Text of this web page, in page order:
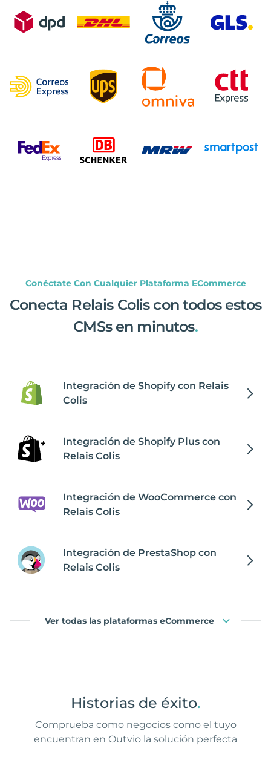
Conéctate Con Cualquier Plataforma ECommerce
Conecta Relais Colis con todos estos
CMSs en minutos.
Integración de Shopify con Relais
Colis
Integración de Shopify Plus con
Relais Colis
Integración de WooCommerce con
Relais Colis
Integración de PrestaShop con
Relais Colis
Ver todas las plataformas eCommerce
Historias de éxito.
Comprueba como negocios como el tuyo
encuentran en Outvio la solución perfecta